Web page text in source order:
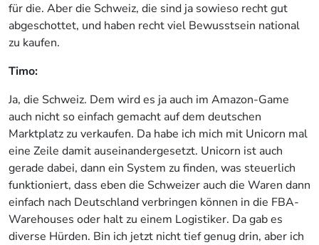
für die. Aber die Schweiz, die sind ja sowieso recht gut
abgeschottet, und haben recht viel Bewusstsein national
zu kaufen.
Timo:
Ja, die Schweiz. Dem wird es ja auch im Amazon-Game
auch nicht so einfach gemacht auf dem deutschen
Marktplatz zu verkaufen. Da habe ich mich mit Unicorn mal
eine Zeile damit auseinandergesetzt. Unicorn ist auch
gerade dabei, dann ein System zu finden, was steuerlich
funktioniert, dass eben die Schweizer auch die Waren dann
einfach nach Deutschland verbringen können in die FBA-
Warehouses oder halt zu einem Logistiker. Da gab es
diverse Hürden. Bin ich jetzt nicht tief genug drin, aber ich